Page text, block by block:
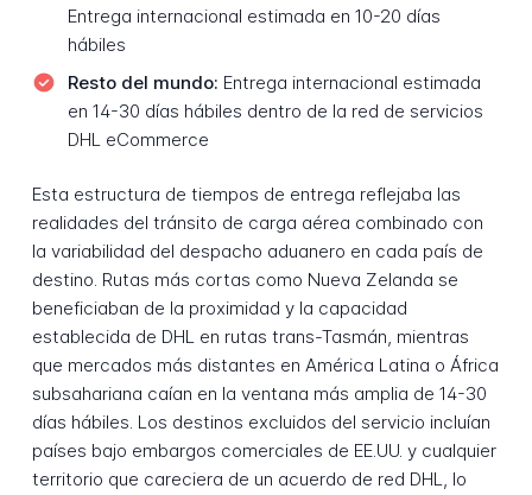
Entrega internacional estimada en 10-20 días
hábiles
Resto del mundo: Entrega internacional estimada
en 14-30 días hábiles dentro de la red de servicios
DHL eCommerce
Esta estructura de tiempos de entrega reflejaba las
realidades del tránsito de carga aérea combinado con
la variabilidad del despacho aduanero en cada país de
destino. Rutas más cortas como Nueva Zelanda se
beneficiaban de la proximidad y la capacidad
establecida de DHL en rutas trans-Tasmán, mientras
que mercados más distantes en América Latina o África
subsahariana caían en la ventana más amplia de 14-30
días hábiles. Los destinos excluidos del servicio incluían
países bajo embargos comerciales de EE.UU. y cualquier
territorio que careciera de un acuerdo de red DHL, lo